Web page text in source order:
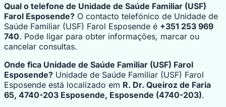
Qual o telefone de Unidade de Saúde Familiar (USF)
Farol Esposende? O contacto telefónico de Unidade de
Saúde Familiar (USF) Farol Esposende é +351 253 969
740. Pode ligar para obter informações, marcar ou
cancelar consultas.
Onde fica Unidade de Saúde Familiar (USF) Farol
Esposende? Unidade de Saúde Familiar (USF) Farol
Esposende está localizado em R. Dr. Queiroz de Faria
65, 4740-203 Esposende, Esposende (4740-203).